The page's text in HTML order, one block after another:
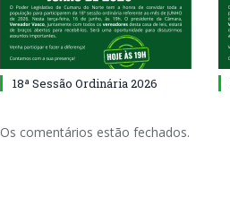
18ª Sessão Ordinária 2026
Os comentários estão fechados.